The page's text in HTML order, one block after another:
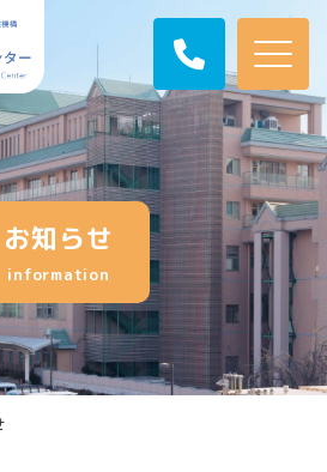
お知らせ
information